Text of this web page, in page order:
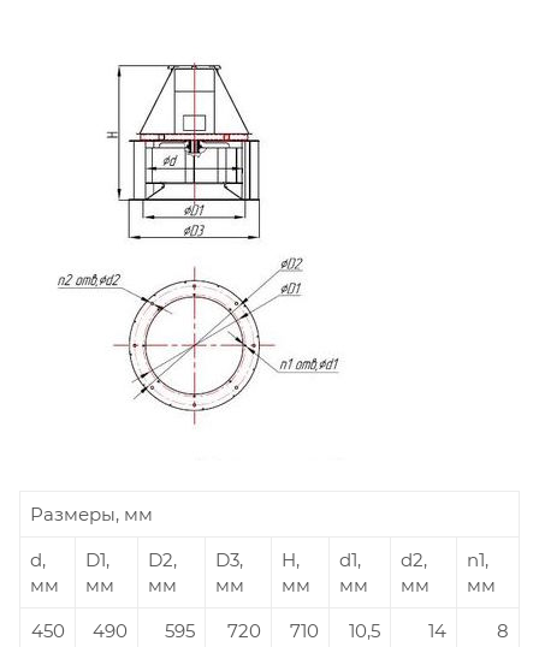
Размеры, мм
d,
мм
D1,
мм
D2,
мм
D3,
мм
H,
мм
d1,
мм
d2,
мм
n1,
мм
450
490 595 720 710 10,5 14 8